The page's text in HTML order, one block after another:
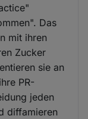
Das
mit ihren
Zucker
sie an
PR-
jeden
diffamieren